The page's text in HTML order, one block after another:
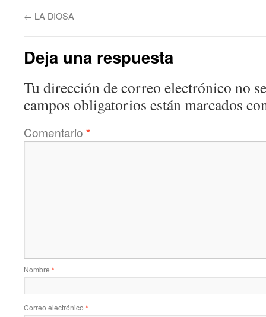
← LA DIOSA
Deja una respuesta
Tu dirección de correo electrónico no
campos obligatorios están marcados
Comentario *
Nombre *
Correo electrónico *